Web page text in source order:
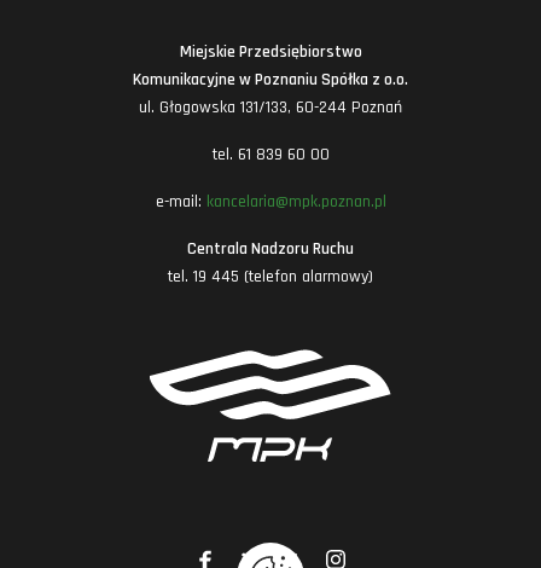
Miejskie Przedsiębiorstwo
Komunikacyjne w Poznaniu Spółka z o.o.
ul. Głogowska 131/133, 60-244 Poznań
tel. 61 839 60 00
e-mail: kancelaria@mpk.poznan.pl
Centrala Nadzoru Ruchu
tel. 19 445 (telefon alarmowy)